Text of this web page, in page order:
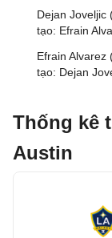
Dejan Joveljic
tạo: Efrain
Efrain Alvarez
tạo: Dejan
Thống kê
Austin